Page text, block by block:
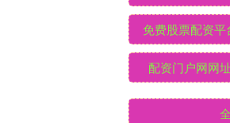
免费股票配资平
配资门户网网址